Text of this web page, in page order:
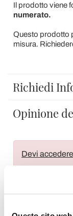
Il prodotto viene
numerato.
Questo prodotto
misura.
Richiedi
Opinione
Devi